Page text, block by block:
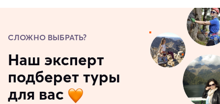
СЛОЖНО ВЫБРАТЬ?
Наш эксперт
подберет туры
для вас